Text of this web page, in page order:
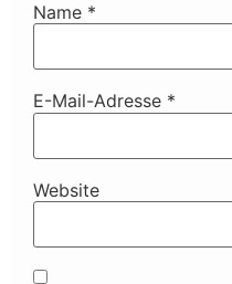
Name *
E-Mail-Adresse *
Website